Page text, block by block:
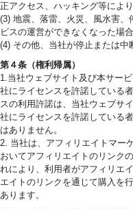
正アクセス、ハッキング等によ
(3) 地震、落雷、火災、風水害
ビスの運営ができなくなった場合
(4) その他、当社が停止または中
第４条（権利帰属）
1.当社ウェブサイト及び本サー
社にライセンスを許諾している
スの利用許諾は、当社ウェブサ
社にライセンスを許諾している
はありません。
2. 当社は、アフィリエイトマー
おいてアフィリエイトのリンク
れにより、利用者がアフィリエ
エイトのリンクを通じて購入を
あります。